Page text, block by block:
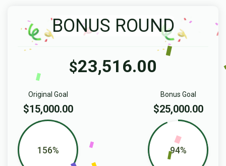
BONUS ROUND
$23,516.00
Bonus Goal
$25,000.00
94%
Original Goal
$15,000.00
156%